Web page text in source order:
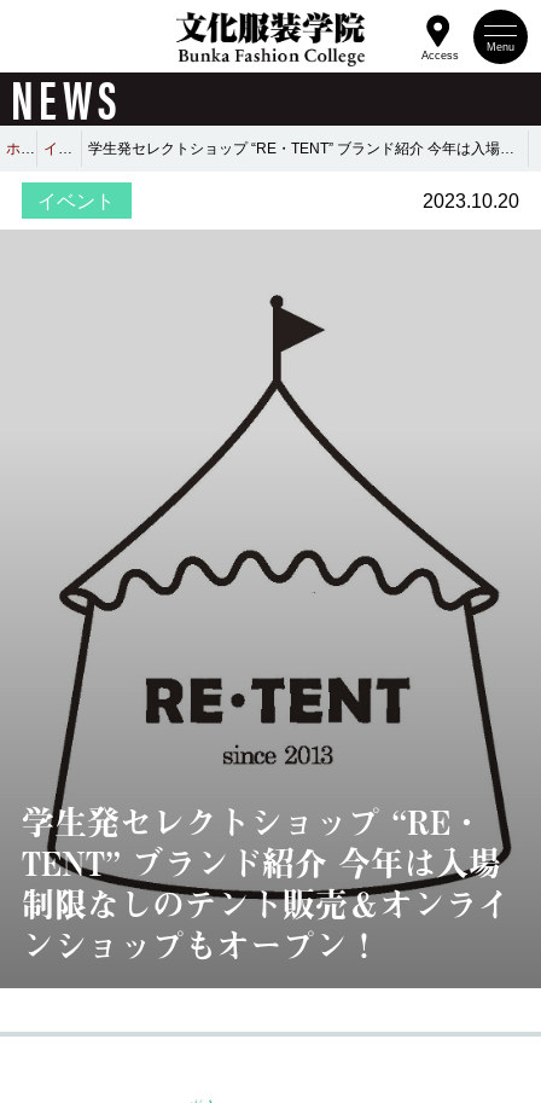
Menu
Access
NEWS
ホーム イベント 学生発セレクトショップ “RE・TENT” ブランド紹介 今年は入場制限なしのテント販売＆オンラインショップもオープン！
イベント 2023.10.20
学生発セレクトショップ “RE・
TENT” ブランド紹介 今年は入場
制限なしのテント販売＆オンライ
ンショップもオープン！